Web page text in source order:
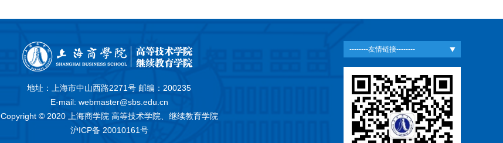
--------友情链接--------
地址：上海市中山西路2271号 邮编：200235
E-mail: webmaster@sbs.edu.cn
Copyright © 2020 上海商学院 高等技术学院、继续教育学院
沪ICP备 20010161号